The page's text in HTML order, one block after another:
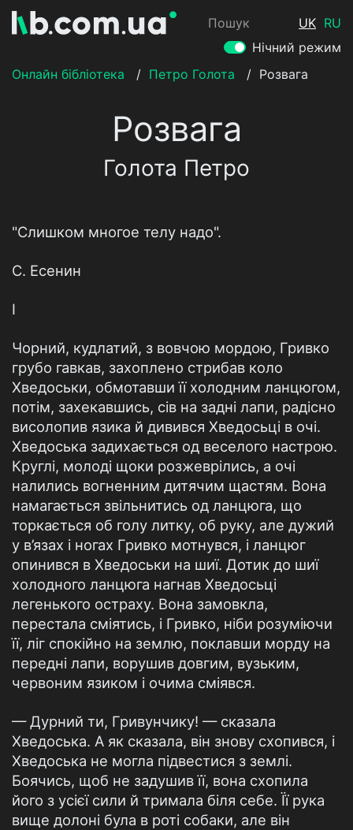
Пошук UK RU
Нічний режим
Онлайн бібліотека
/ Петро Голота / Розвага
Розвага
Голота Петро
"Слишком многое телу надо".
С. Есенин
І
Чорний, кудлатий, з вовчою мордою, Гривко
грубо гавкав, захоплено стрибав коло
Хведоськи, обмотавши її холодним ланцюгом,
потім, захекавшись, сів на задні лапи, радісно
висолопив язика й дивився Хведосьці в очі.
Хведоська задихається од веселого настрою.
Круглі, молоді щоки розжеврілись, а очі
налились вогненним дитячим щастям. Вона
намагається звільнитись од ланцюга, що
торкається об голу литку, об руку, але дужий
у в’язах і ногах Гривко мотнувся, і ланцюг
опинився в Хведоськи на шиї. Дотик до шиї
холодного ланцюга нагнав Хведосьці
легенького остраху. Вона замовкла,
перестала сміятись, і Гривко, ніби розуміючи
її, ліг спокійно на землю, поклавши морду на
передні лапи, ворушив довгим, вузьким,
червоним язиком і очима сміявся.
— Дурний ти, Гривунчику! — сказала
Хведоська. А як сказала, він знову схопився, і
Хведоська не могла підвестися з землі.
Боячись, щоб не задушив її, вона схопила
його з усієї сили й тримала біля себе. Її рука
вище долоні була в роті собаки, але він